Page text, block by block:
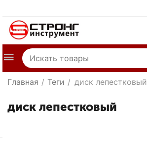
Главная / Теги / диск лепестковый
диск лепестковый